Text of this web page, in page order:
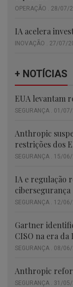
OPERAÇÃO . 28/07/
IA acelera
INOVAÇÃO . 27/07/
+ NOTÍCIAS
EUA levantam
SEGURANÇA . 01/
Anthropic
restrições dos
SEGURANÇA . 15/
IA e regulação
cibersegurança
SEGURANÇA . 12/
Gartner
CISO na era da
SEGURANÇA . 08/
Anthropic
SEGURANÇA . 31/